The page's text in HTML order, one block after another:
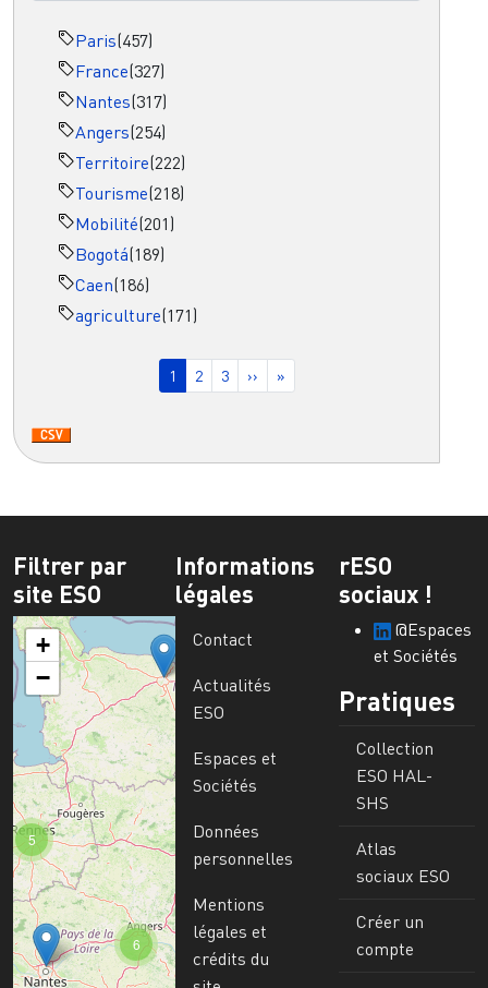
Paris(457)
France(327)
Nantes(317)
Angers(254)
Territoire(222)
Tourisme(218)
Mobilité(201)
Bogotá(189)
Caen(186)
agriculture(171)
Page courante
1 Page
2 Page
3 Page suivante
›› Dernière page
»
Filtrer par
site ESO
6
5
+
−
Informations
légales
Contact
Actualités
ESO
Espaces et
Sociétés
Données
personnelles
Mentions
légales et
crédits du
rESO
sociaux !
@Espaces
et Sociétés
Pratiques
Collection
ESO HAL-
SHS
Atlas
sociaux ESO
Créer un
compte